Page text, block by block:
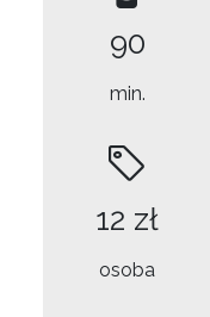
90
min.
12 zł
osoba